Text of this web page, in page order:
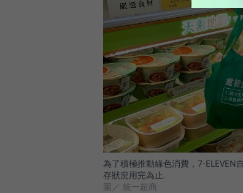
為了積極推動綠色消費，7-
存狀況用完為止.
圖／ 統一超商